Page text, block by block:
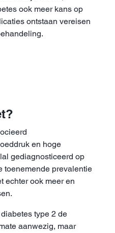
ook meer kans op
ontstaan vereisen
en hoge
gediagnosticeerd op
toenemende prevalentie
echter ook meer en
type 2 de
aanwezig, maar